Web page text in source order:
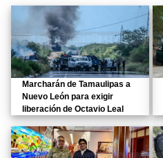
Marcharán de Tamaulipas a
Nuevo León para exigir
liberación de Octavio Leal